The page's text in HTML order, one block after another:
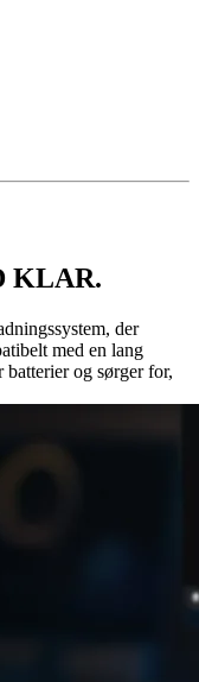
KLAR.
der
med en lang
og sørger for,